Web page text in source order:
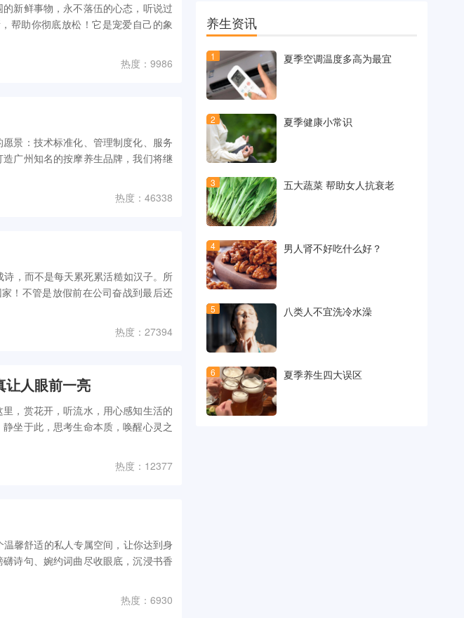
新鲜事物，永不落伍的心态，听说过
帮助你彻底放松！它是宠爱自己的象
热度：9986
景：技术标准化、管理制度化、服务
广州知名的按摩养生品牌，我们将继
热度：46338
，而不是每天累死累活糙如汉子。所
！不管是放假前在公司奋战到最后还
热度：27394
让人眼前一亮
，赏花开，听流水，用心感知生活的
坐于此，思考生命本质，唤醒心灵之
热度：12377
馨舒适的私人专属空间，让你达到身
诗句、婉约词曲尽收眼底，沉浸书香
热度：6930
养生资讯
1 夏季空调温度多高为最宜
2 夏季健康小常识
3 五大蔬菜 帮助女人抗衰老
4 男人肾不好吃什么好？
5 八类人不宜洗冷水澡
6 夏季养生四大误区